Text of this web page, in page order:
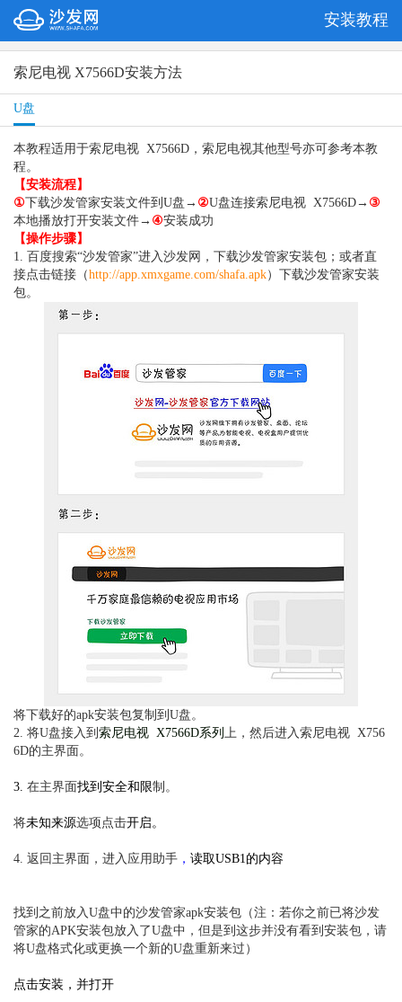
安装教程
索尼电视 X7566D安装方法
U盘
本教程适用于索尼电视 X7566D，索尼电视其他型号亦可参考本教
程。
【安装流程】
①下载沙发管家安装文件到U盘→ ②U盘连接索尼电视 X7566D→ ③
本地播放打开安装文件→ ④安装成功
【操作步骤】
1. 百度搜索“沙发管家”进入沙发网，下载沙发管家安装包；或者直
接点击链接（http://app.xmxgame.com/shafa.apk）下载沙发管家安装
包。
将下载好的apk安装包复制到U盘。
2. 将U盘接入到 索尼电视 X7566D系列 上，然后进入索尼电视 X756
6D的主界面。
3. 在主界面找到安全和限制 。
将未知来源选项点击开启。
4. 返回主界面，进入 应用助手 ， 读取USB1的内容
找到之前放入U盘中的沙发管家apk安装包（注：若你之前已将沙发
管家的APK安装包放入了U盘中，但是到这步并没有看到安装包，请
将U盘格式化或更换一个新的U盘重新来过 ）
点击安装，并打开